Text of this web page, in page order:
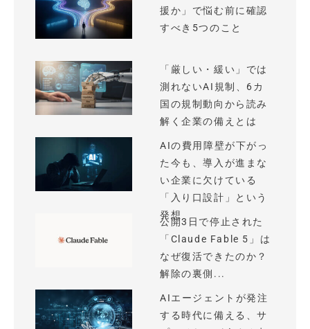
援か」で悩む前に確認
すべき5つのこと
「厳しい・緩い」では
測れないAI規制、6カ
国の規制動向から読み
解く企業の備えとは
AIの費用障壁が下がっ
た今も、導入が進まな
い企業に欠けている
「入り口設計」という
発想
公開3日で停止された
「Claude Fable 5」は
なぜ復活できたのか？
解除の裏側...
AIエージェントが発注
する時代に備える、サ